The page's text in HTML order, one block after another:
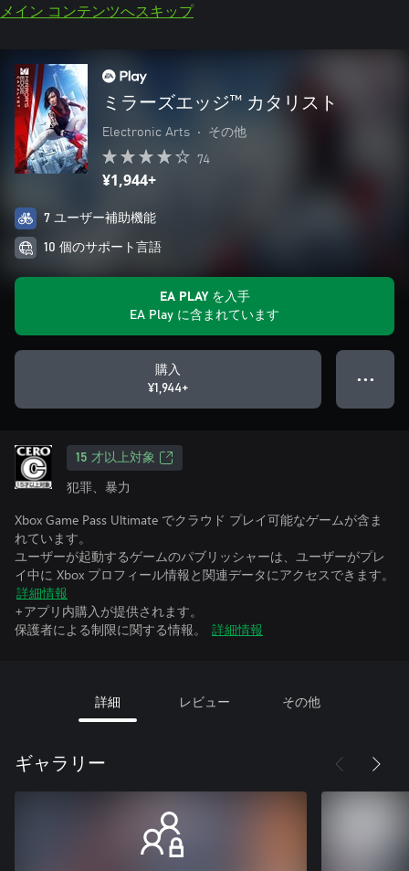
メイン コンテンツへスキップ
ミラーズエッジ™ カタリスト
Electronic Arts • その他
74
¥1,944+
7 ユーザー補助機能
10 個のサポート言語
EA PLAY を入手
EA Play に含まれています
購入
¥1,944+
● ● ●
15 才以上対象
犯罪、暴力
Xbox Game Pass Ultimate でクラウド プレイ可能なゲームが含ま
れています。
ユーザーが起動するゲームのパブリッシャーは、ユーザーがプレ
イ中に Xbox プロフィール情報と関連データにアクセスできます。
詳細情報
+アプリ内購入が提供されます。
保護者による制限に関する情報。
詳細情報
詳細 レビュー その他
ギャラリー